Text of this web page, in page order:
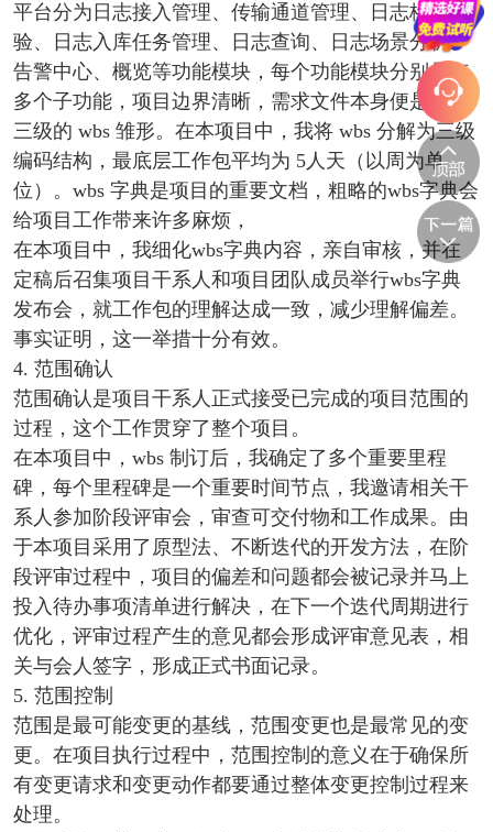
平台分为日志接入管理、传输通道管理、日志格式校
验、日志入库任务管理、日志查询、日志场景分析、
告警中心、概览等功能模块，每个功能模块分别具有
多个子功能，项目边界清晰，需求文件本身便是一个
三级的 wbs 雏形。在本项目中，我将 wbs 分解为三级
编码结构，最底层工作包平均为 5人天（以周为单
位）。wbs 字典是项目的重要文档，粗略的wbs字典会
给项目工作带来许多麻烦，
在本项目中，我细化wbs字典内容，亲自审核，并在
定稿后召集项目干系人和项目团队成员举行wbs字典
发布会，就工作包的理解达成一致，减少理解偏差。
事实证明，这一举措十分有效。
4. 范围确认
范围确认是项目干系人正式接受已完成的项目范围的
过程，这个工作贯穿了整个项目。
在本项目中，wbs 制订后，我确定了多个重要里程
碑，每个里程碑是一个重要时间节点，我邀请相关干
系人参加阶段评审会，审查可交付物和工作成果。由
于本项目采用了原型法、不断迭代的开发方法，在阶
段评审过程中，项目的偏差和问题都会被记录并马上
投入待办事项清单进行解决，在下一个迭代周期进行
优化，评审过程产生的意见都会形成评审意见表，相
关与会人签字，形成正式书面记录。
5. 范围控制
范围是最可能变更的基线，范围变更也是最常见的变
更。在项目执行过程中，范围控制的意义在于确保所
有变更请求和变更动作都要通过整体变更控制过程来
处理。